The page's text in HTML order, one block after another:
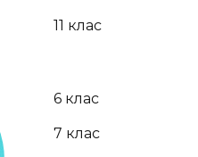
11 клас
6 клас
7 клас